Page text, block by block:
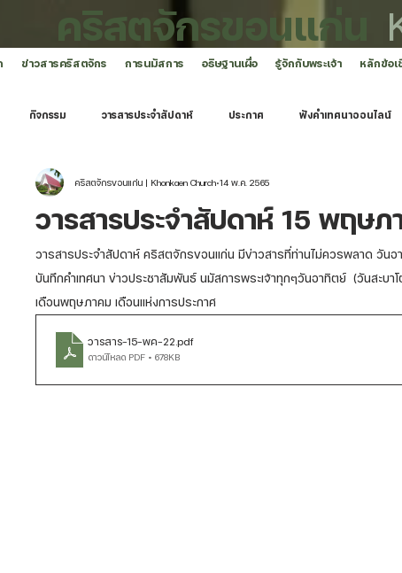
คริสตจักรขอนแก่น
ข่าวสารคริสตจักร การนมัสการ อธิษฐานเผื่อ รู้จักกับพระเจ้า หลักข้อเ
กิจกรรม วารสารประจำสัปดาห์ ประกาศ ฟังคำเทศนาออนไลน์
ตจักรขอนแก่น
วารสารประจำสัปดาห์ 15 พฤษ
คริสตจักรขอนแก่น | Khonkaen Church 14 พ.ค. 2565
วารสารประจำสัปดาห์ คริสตจักรขอนแก่น มีข่าวสารที่ท่านไม่ควรพลาด วัน
บันทึกคำเทศนา ข่าวประชาสัมพันธ์ นมัสการพระเจ้าทุกๆวันอาทิตย์  (วันสะบาโ
เดือนพฤษภาคม เดือนแห่งการประกาศ
วารสาร-15-พค-22.pdf
ดาวน์โหลด PDF • 678KB